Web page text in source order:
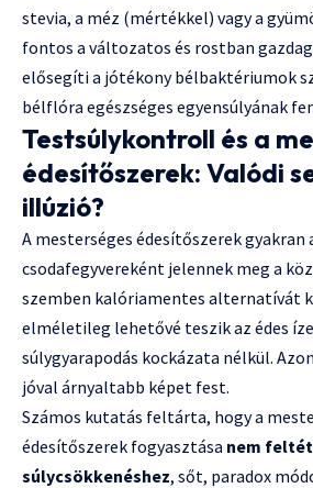
stevia, a méz (mértékkel) vagy a
fontos a változatos és rostban
elősegíti a jótékony bélbaktériumok
bélflóra egészséges egyensúlyának
Testsúlykontroll és a
édesítőszerek: Valódi
illúzió?
A mesterséges édesítőszerek
csodafegyvereként jelennek meg a
szemben kalóriamentes alternatívát
elméletileg lehetővé teszik az édes
súlygyarapodás kockázata nélkül.
jóval árnyaltabb képet fest.
Számos kutatás feltárta, hogy a
édesítőszerek fogyasztása nem
súlycsökkenéshez, sőt, paradox